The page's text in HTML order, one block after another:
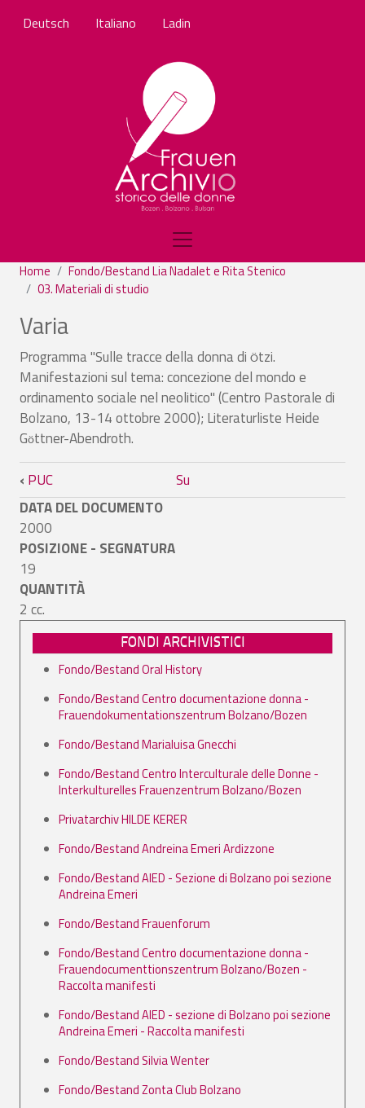
Deutsch Italiano Ladin
Home
Fondo/Bestand Lia Nadalet e Rita Stenico
03. Materiali di studio
Varia
Programma "Sulle tracce della donna di Ötzi.
Manifestazioni sul tema: concezione del mondo e
ordinamento sociale nel neolitico" (Centro Pastorale di
Bolzano, 13-14 ottobre 2000); Literaturliste Heide
Göttner-Abendroth.
Link di attraversamento del book per
‹ PUC
Su
DATA DEL DOCUMENTO
2000
POSIZIONE - SEGNATURA
19
QUANTITÀ
2 cc.
FONDI ARCHIVISTICI
Fondo/Bestand Oral History
Fondo/Bestand Centro documentazione donna -
Frauendokumentationszentrum Bolzano/Bozen
Fondo/Bestand Marialuisa Gnecchi
Fondo/Bestand Centro Interculturale delle Donne -
Interkulturelles Frauenzentrum Bolzano/Bozen
Privatarchiv HILDE KERER
Fondo/Bestand Andreina Emeri Ardizzone
Fondo/Bestand AIED - Sezione di Bolzano poi sezione
Andreina Emeri
Fondo/Bestand Frauenforum
Fondo/Bestand Centro documentazione donna -
Frauendocumenttionszentrum Bolzano/Bozen -
Raccolta manifesti
Fondo/Bestand AIED - sezione di Bolzano poi sezione
Andreina Emeri - Raccolta manifesti
Fondo/Bestand Silvia Wenter
Fondo/Bestand Zonta Club Bolzano